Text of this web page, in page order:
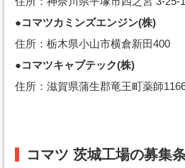
●コマツカミンズエンジン(株)
住所：栃木県小山市横倉新田400
●コマツキャブテック(株)
住所：滋賀県蒲生郡竜王町薬師
コマツ 茨城工場の募集